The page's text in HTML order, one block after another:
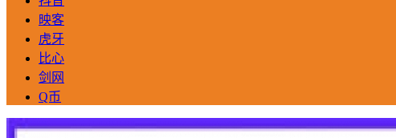
映客
虎牙
比心
剑网
Q币